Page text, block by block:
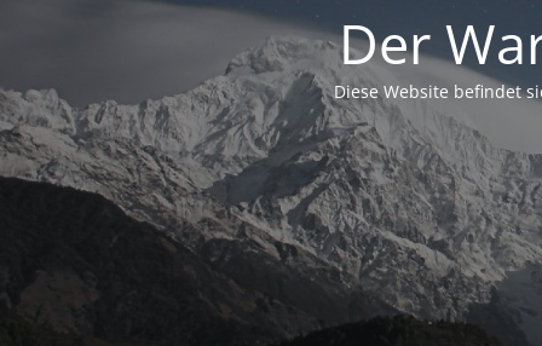
Der
Diese Website befindet